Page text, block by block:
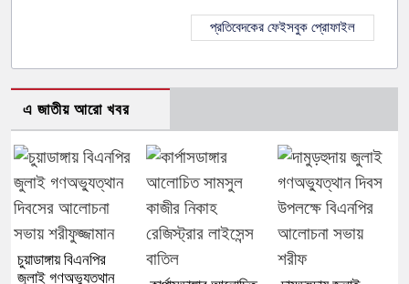
প্রতিবেদকের ফেইসবুক প্রোফাইল
এ জাতীয় আরো খবর
চুয়াডাঙ্গায় বিএনপির
জুলাই গণঅভ্যুত্থান